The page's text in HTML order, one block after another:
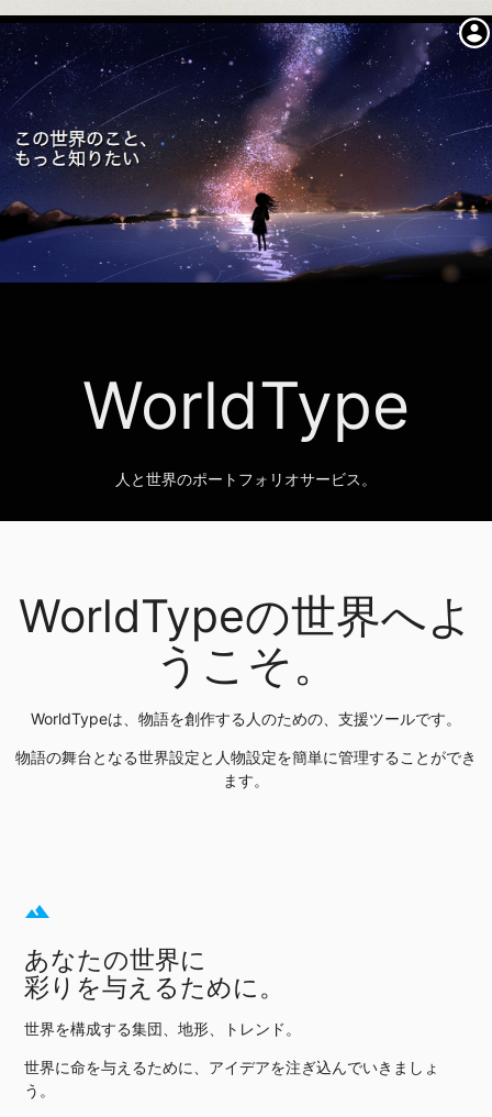
account_circle
WorldType
人と世界のポートフォリオサービス。
WorldTypeの世界へよ
うこそ。
WorldTypeは、物語を創作する人のための、支援ツールです。
物語の舞台となる世界設定と人物設定を簡単に管理することができ
ます。
terrain
あなたの世界に
彩りを与えるために。
世界を構成する集団、地形、トレンド。
世界に命を与えるために、アイデアを注ぎ込んでいきましょ
う。